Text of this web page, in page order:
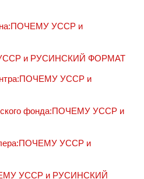
УССР и
УССР и РУСИНСКИЙ ФОРМАТ
УССР и
фонда:ПОЧЕМУ УССР и
УССР и
УССР и РУСИНСКИЙ